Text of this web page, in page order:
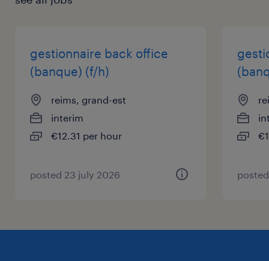
gestionnaire back office
(banque) (f/h)
reims, grand-est
interim
€12.31 per hour
posted 23 july 2026